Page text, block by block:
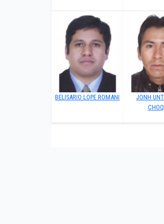
BELISARIO LOPE ROMANI
JONH